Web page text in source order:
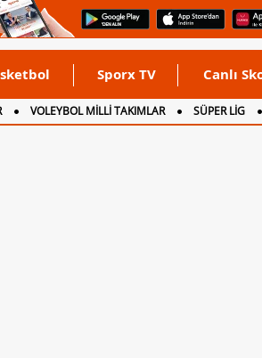
Sporx TV Canlı
VOLEYBOL MİLLİ TAKIMLAR SÜPER LİG